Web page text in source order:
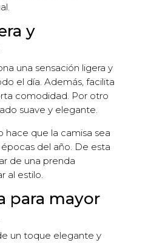
y
una sensación ligera y
el día. Además, facilita
comodidad. Por otro
suave y elegante.
hace que la camisa sea
del año. De esta
de una prenda
al estilo.
para mayor
un toque elegante y